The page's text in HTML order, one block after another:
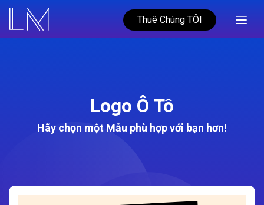
Thuê Chúng TÔI
Logo Ô Tô
Hãy chọn một Mẫu phù hợp với bạn hơn!